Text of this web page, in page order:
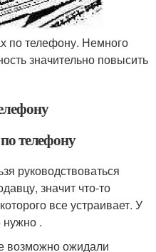
по телефону. Немного
значительно повысить
телефону
руководствоваться
значит что-то
все устраивает. У
нужно .
возможно ожидали